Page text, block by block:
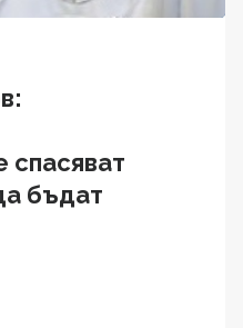
спасяват
бъдат